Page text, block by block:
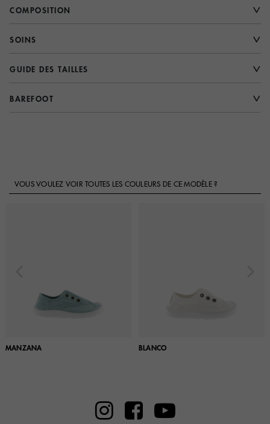
COMPOSITION
SOINS
GUIDE DES TAILLES
BAREFOOT
VOUS VOULEZ VOIR TOUTES LES COULEURS DE CE MODÈLE ?
MANZANA BLANCO